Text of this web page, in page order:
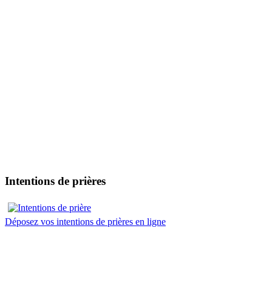
Intentions de prières
Déposez vos intentions de prières en ligne